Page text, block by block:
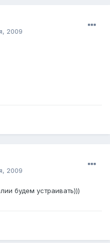
2009
2009
будем устраивать)))